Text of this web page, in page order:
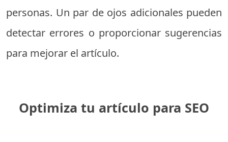
personas. Un par de ojos adicionales pueden
detectar errores o proporcionar sugerencias
para mejorar el artículo.
Optimiza tu artículo para SEO